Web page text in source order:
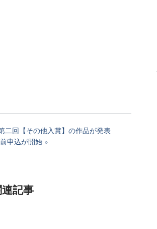
二回【その他入賞】の作品が発表
申込が開始
記事